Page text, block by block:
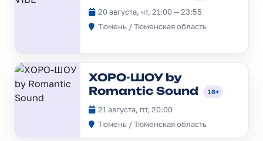
20 августа, чт, 21:00 — 23:55
Тюмень / Тюменская область
ХОРО-ШОУ by
Romantic Sound
16+
21 августа, пт, 20:00
Тюмень / Тюменская область